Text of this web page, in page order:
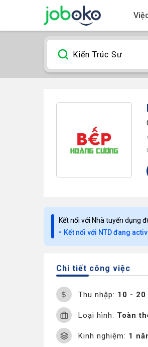
Kết nối với Nhà tuyển dụng
Kết nối với NTD đang
Chi tiết công việc
Thu nhập: 10 -
Loại hình: Toàn
Kinh nghiệm: 1